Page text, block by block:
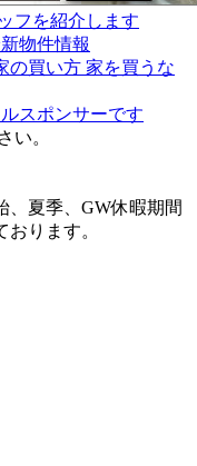
、夏季、GW休暇期間
ります。